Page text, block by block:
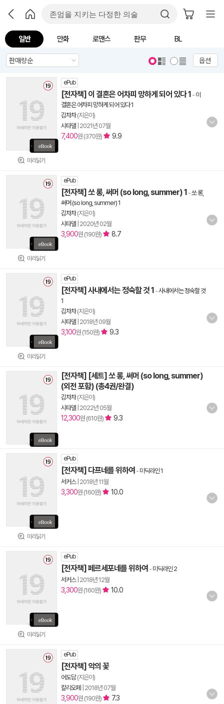
일반 만화 로맨스 판무 BL
옵션
미리읽기
ePub
[전자책] 이 결혼은 어차피 망하게 되어 있다 1 - 이
결혼은 어차피 망하게 되어 있다 1
김차차(지은이)
시타델 2021년 07월
7,400원 (370원) 9.9
미리읽기
ePub
[전자책] 쏘 롱, 써머 (so long, summer) 1 -쏘 롱,
써머 (so long, summer) 1
김차차(지은이)
시타델 2020년 02월
3,900원 (190원) 8.7
미리읽기
ePub
[전자책] 사내에서는 정숙할 것 1 -사내에서는 정숙할 것
1
김차차(지은이)
시타델 2018년 09월
3,100원 (150원) 9.3
[전자책] [세트] 쏘 롱, 써머 (so long, summer)
(외전 포함) (총4권/완결)
김차차(지은이)
시타델 2022년 05월
12,300원 (610원) 9.3
미리읽기
ePub
[전자책] 다프네를 위하여 - 미딕라인 1
서커스| 2018년 11월
3,300원 (160원) 10.0
미리읽기
ePub
[전자책] 페르세포네를 위하여 - 미딕라인 2
서커스| 2018년 12월
3,300원 (160원) 10.0
ePub
[전자책] 악의 꽃
어도담(지은이)
칼리오페
2018년 07월
3,900원 (190원) 7.3